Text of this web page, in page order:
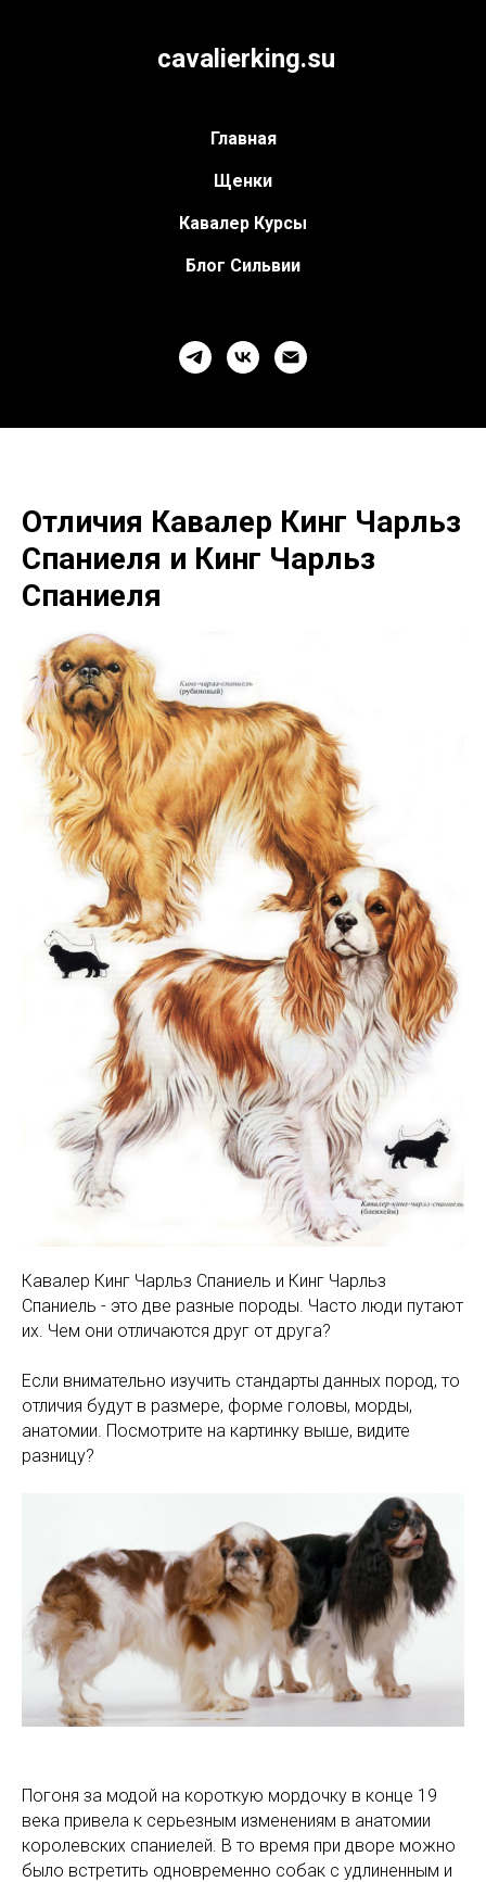
cavalierking.su
Главная
Щенки
Кавалер Курсы
Блог Сильвии
Отличия Кавалер Кинг Чарльз
Спаниеля и Кинг Чарльз
Спаниеля
Кавалер Кинг Чарльз Спаниель и Кинг Чарльз
Спаниель - это две разные породы. Часто люди путают
их. Чем они отличаются друг от друга?
Если внимательно изучить стандарты данных пород, то
отличия будут в размере, форме головы, морды,
анатомии. Посмотрите на картинку выше, видите
разницу?
Погоня за модой на короткую мордочку в конце 19
века привела к серьезным изменениям в анатомии
королевских спаниелей. В то время при дворе можно
было встретить одновременно собак с удлиненным и